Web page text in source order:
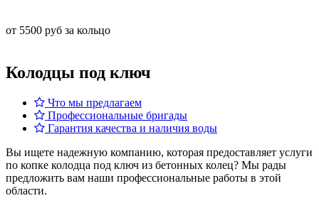
от 5500 руб за кольцо
Колодцы под ключ
Что мы предлагаем
Профессиональные бригады
Гарантия качества и наличия воды
Вы ищете надежную компанию, которая предоставляет услуги
по копке колодца под ключ из бетонных колец? Мы рады
предложить вам наши профессиональные работы в этой
области.